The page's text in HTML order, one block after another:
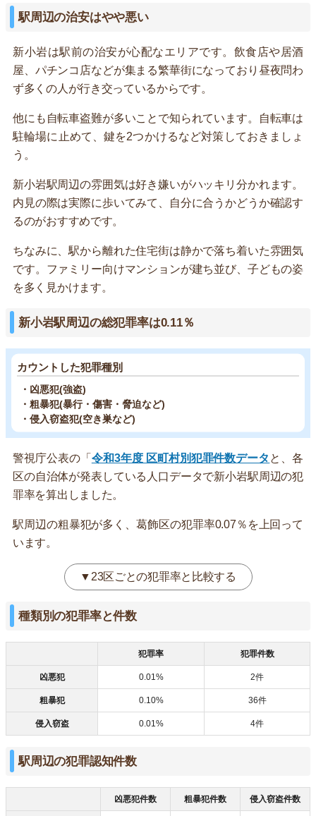
駅周辺の治安はやや悪い
新小岩は駅前の治安が心配なエリアです。飲食店や居酒
屋、パチンコ店などが集まる繁華街になっており昼夜問わ
ず多くの人が行き交っているからです。
他にも自転車盗難が多いことで知られています。自転車は
駐輪場に止めて、鍵を2つかけるなど対策しておきましょ
う。
新小岩駅周辺の雰囲気は好き嫌いがハッキリ分かれます。
内見の際は実際に歩いてみて、自分に合うかどうか確認す
るのがおすすめです。
ちなみに、駅から離れた住宅街は静かで落ち着いた雰囲気
です。ファミリー向けマンションが建ち並び、子どもの姿
を多く見かけます。
新小岩駅周辺の総犯罪率は0.11％
カウントした犯罪種別
・凶悪犯(強盗)
・粗暴犯(暴行・傷害・脅迫など)
・侵入窃盗犯(空き巣など)
警視庁公表の「 令和3年度 区町村別犯罪件数データ と、各
区の自治体が発表している人口データで新小岩駅周辺の犯
罪率を算出しました。
駅周辺の粗暴犯が多く、葛飾区の犯罪率0.07％を上回って
います。
▼23区ごとの犯罪率と比較する
種類別の犯罪率と件数
犯罪率 犯罪件数
凶悪犯 0.01% 2件
粗暴犯 0.10% 36件
侵入窃盗 0.01% 4件
駅周辺の犯罪認知件数
凶悪犯件数 粗暴犯件数 侵入窃盗件数